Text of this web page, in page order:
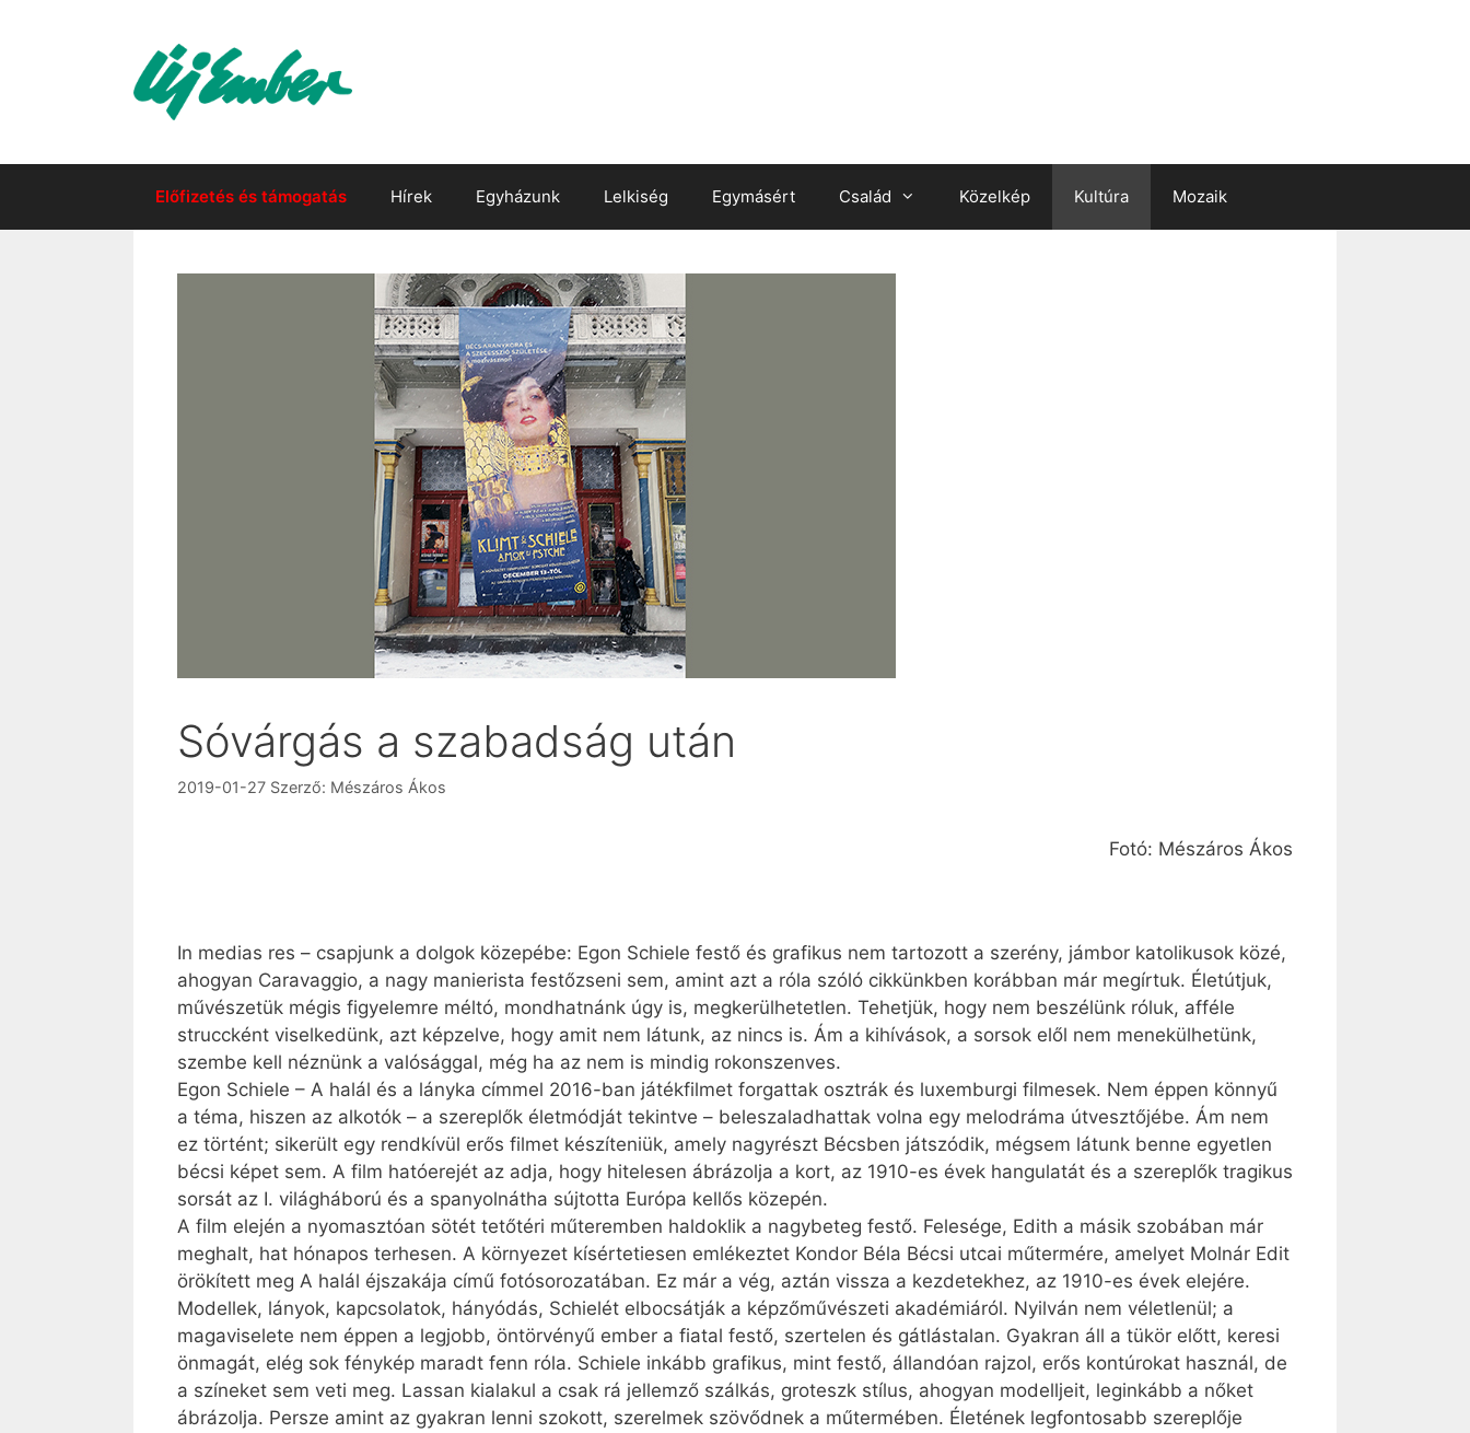
Előfizetés és támogatás Hírek Egyházunk Lelkiség Egymásért Család Közelkép Kultúra Mozaik
Sóvárgás a szabadság után
2019-01-27 Szerző: Mészáros Ákos
Fotó: Mészáros Ákos
In medias res – csapjunk a dolgok közepébe: Egon Schiele festő és grafikus nem tartozott a szerény, jámbor katolikusok közé,
ahogyan Caravaggio, a nagy manierista festőzseni sem, amint azt a róla szóló cikkünkben korábban már megírtuk. Életútjuk,
művészetük mégis figyelemre méltó, mondhatnánk úgy is, megkerülhetetlen. Tehetjük, hogy nem beszélünk róluk, afféle
struccként viselkedünk, azt képzelve, hogy amit nem látunk, az nincs is. Ám a kihívások, a sorsok elől nem menekülhetünk,
szembe kell néznünk a valósággal, még ha az nem is mindig rokonszenves.
Egon Schiele – A halál és a lányka címmel 2016-ban játékfilmet forgattak osztrák és luxemburgi filmesek. Nem éppen könnyű
a téma, hiszen az alkotók – a szereplők életmódját tekintve – beleszaladhattak volna egy melodráma útvesztőjébe. Ám nem
ez történt; sikerült egy rendkívül erős filmet készíteniük, amely nagyrészt Bécsben játszódik, mégsem látunk benne egyetlen
bécsi képet sem. A film hatóerejét az adja, hogy hitelesen ábrázolja a kort, az 1910-es évek han­gulatát és a szereplők tragikus
sorsát az I. világháború és a spanyolnátha sújtotta Európa kellős közepén.
A film elején a nyomasztóan sötét tetőtéri műteremben haldoklik a nagybeteg festő. Felesége, Edith a másik szobában már
meghalt, hat hónapos terhesen. A környezet kísértetiesen emlékeztet Kondor Béla Bécsi utcai műtermére, amelyet Molnár Edit
örökített meg A halál éjszakája című fotósorozatában. Ez már a vég, aztán vissza a kezdetekhez, az 1910-es évek elejére.
Modellek, lányok, kapcsolatok, hányódás, Schielét elbocsátják a képzőművészeti akadémiáról. Nyilván nem véletlenül; a
magaviselete nem éppen a legjobb, öntörvényű ember a fiatal festő, szertelen és gátlástalan. Gyakran áll a tükör előtt, keresi
önmagát, elég sok fénykép maradt fenn róla. Schiele inkább grafikus, mint festő, állandóan rajzol, erős kontúrokat használ, de
a színeket sem veti meg. Lassan kialakul a csak rá jellemző szálkás, groteszk stílus, ahogyan modelljeit, leginkább a nőket
ábrázolja. Persze amint az gyakran lenni szokott, szerelmek szövődnek a műtermében. Életének legfontosabb szereplője